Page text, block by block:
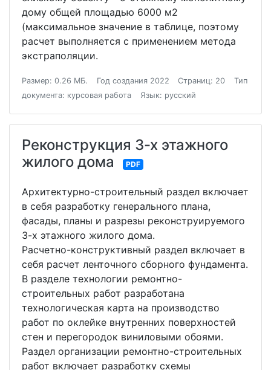
дому общей площадью 6000 м2
(максимальное значение в таблице, поэтому
расчет выполняется с применением метода
экстраполяции.
Размер: 0.26 МБ. Год создания 2022 Страниц: 20
Тип
документа: курсовая работа
Язык: русский
Реконструкция 3-х этажного
жилого дома
PDF
Архитектурно-строительный раздел включает
в себя разработку генерального плана,
фасады, планы и разрезы реконструируемого
3-х этажного жилого дома.
Расчетно-конструктивный раздел включает в
себя расчет ленточного сборного фундамента.
В разделе технологии ремонтно-
строительных работ разработана
технологическая карта на производство
работ по оклейке внутренних поверхностей
стен и перегородок виниловыми обоями.
Раздел организации ремонтно-строительных
работ включает разработку схемы